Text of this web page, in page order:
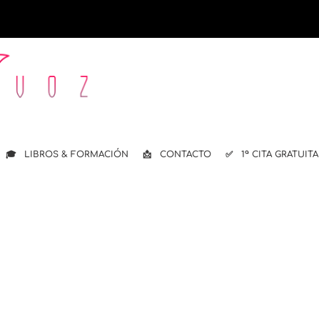
🎓 LIBROS & FORMACIÓN 📩 CONTACTO ✅ 1ª CITA GRATUITA